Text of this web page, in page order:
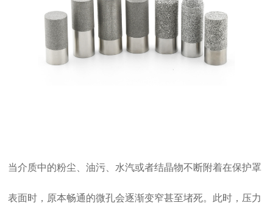
当介质中的粉尘、油污、水汽或者结晶物不断附着在保护罩
表面时，原本畅通的微孔会逐渐变窄甚至堵死。此时，压力